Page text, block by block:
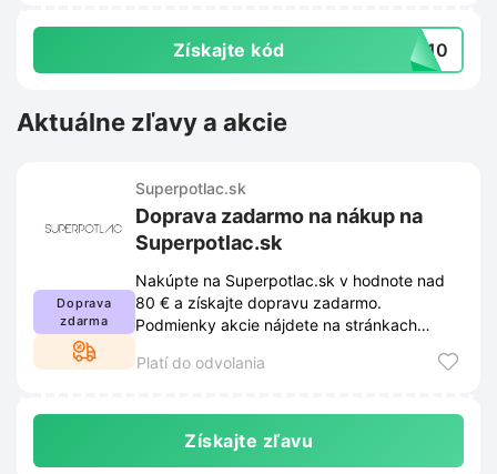
Získajte kód CE10
Aktuálne zľavy a akcie
Doprava
zdarma
Superpotlac.sk
Doprava zadarmo na nákup na
Superpotlac.sk
Nakúpte na Superpotlac.sk v hodnote nad
80 € a získajte dopravu zadarmo.
Podmienky akcie nájdete na stránkach
zmenu podmienok.
Platí do odvolania
Získajte zľavu